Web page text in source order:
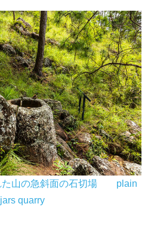
た山の急斜面の石切場 plain
quarry